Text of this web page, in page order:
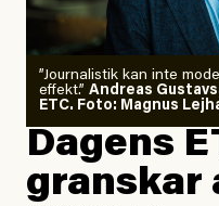
”Journalistik kan inte
effekt.” Andreas
ETC. Foto: Magnus
Dagens
granskar